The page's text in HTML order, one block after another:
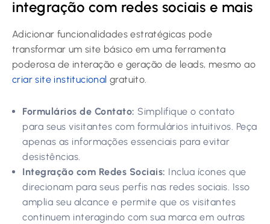
integração com redes sociais e mais
Adicionar funcionalidades estratégicas pode
transformar um site básico em uma ferramenta
poderosa de interação e geração de leads, mesmo ao
criar site institucional gratuito.
Formulários de Contato: Simplifique o contato
para seus visitantes com formulários intuitivos. Peça
apenas as informações essenciais para evitar
desistências.
Integração com Redes Sociais: Inclua ícones que
direcionam para seus perfis nas redes sociais. Isso
amplia seu alcance e permite que os visitantes
continuem interagindo com sua marca em outras